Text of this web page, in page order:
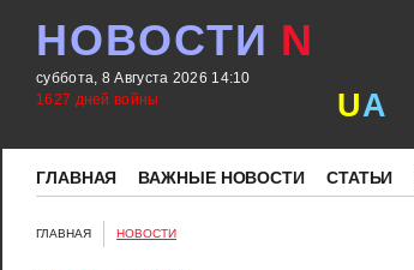
НОВОСТИ N
суббота, 8 Августа 2026 14:10
1627 дней войны
UA
ГЛАВНАЯ ВАЖНЫЕ НОВОСТИ СТАТЬИ
ГЛАВНАЯ НОВОСТИ